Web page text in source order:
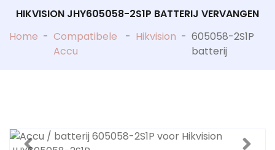
HIKVISION JHY605058-2S1P BATTERIJ VERVANGEN
Home - Compatibele
Accu
- Hikvision - 605058-2S1P
batterij